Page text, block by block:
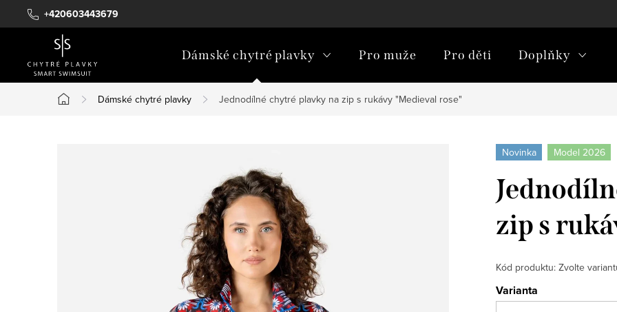
na
+420603443679
Dámské chytré plavky Pro muže Pro děti Doplňky
Domů
Dámské chytré plavky Jednodílné chytré plavky na zip s rukávy "Medieval rose"
Novinka Model 2026
zip s
Kód produktu: Zvolte
Varianta